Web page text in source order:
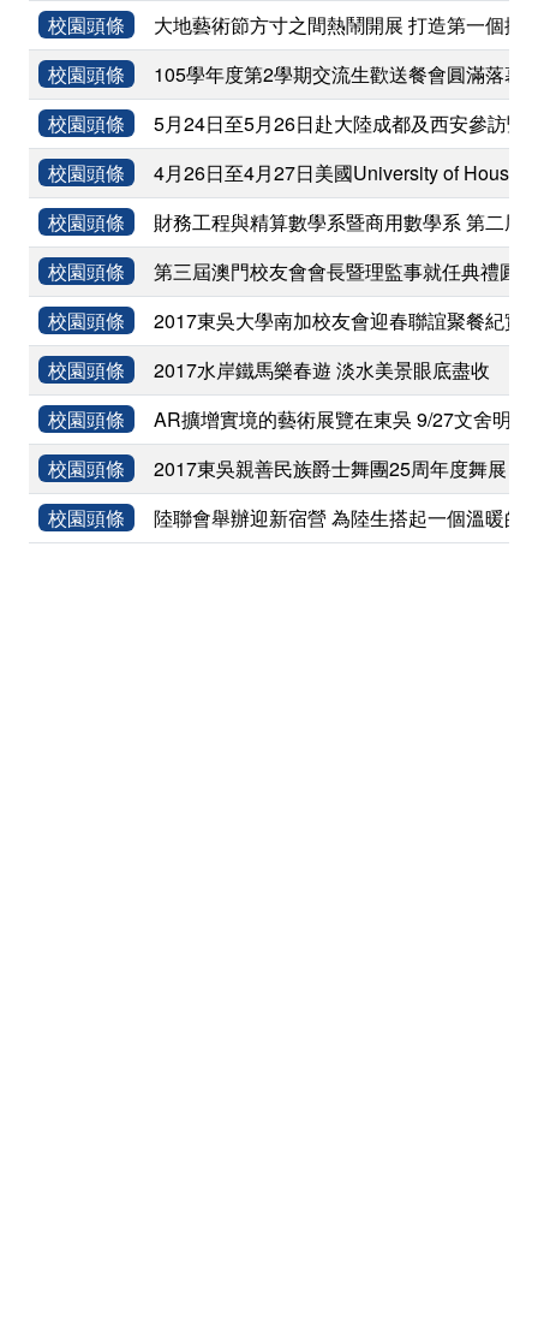
校園頭條
大地藝術節方寸之間熱鬧開展 打造第一個擴
校園頭條
105學年度第2學期交流生歡送餐會圓滿落幕
校園頭條
5月24日至5月26日赴大陸成都及西安參訪暨
校園頭條
4月26日至4月27日美國University of
校園頭條
財務工程與精算數學系暨商用數學系 第二屆
校園頭條
第三屆澳門校友會會長暨理監事就任典禮圓
校園頭條
2017東吳大學南加校友會迎春聯誼聚餐紀實
校園頭條
2017水岸鐵馬樂春遊 淡水美景眼底盡收
校園頭條
AR擴增實境的藝術展覽在東吳 9/27文舍明
校園頭條
2017東吳親善民族爵士舞團25周年度舞展《
校園頭條
陸聯會舉辦迎新宿營 為陸生搭起一個溫暖的